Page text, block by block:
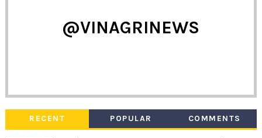
@VINAGRINEWS
RECENT POPULAR COMMENTS